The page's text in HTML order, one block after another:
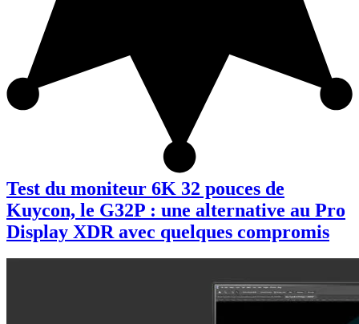
Test du moniteur 6K 32 pouces de
Kuycon, le G32P : une alternative au Pro
Display XDR avec quelques compromis